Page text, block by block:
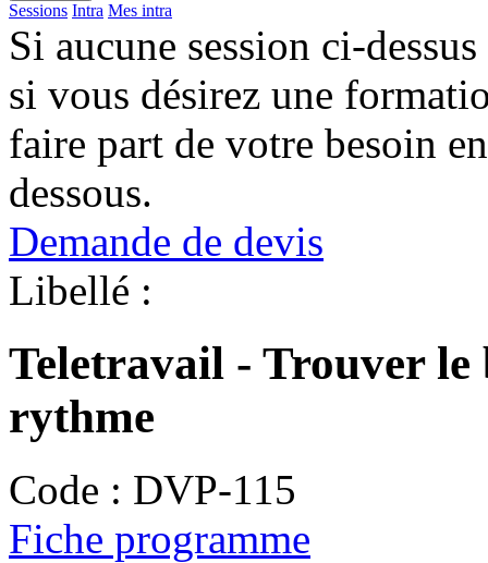
Sessions Intra Mes intra
Si aucune session ci-
si vous désirez une
faire part de votre besoin
dessous.
Demande de devis
Libellé :
Teletravail - Trouver le
rythme
Code : DVP-115
Fiche programme